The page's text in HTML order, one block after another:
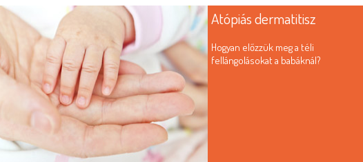
Atópiás dermatitisz
Hogyan előzzük meg a téli
fellángolásokat a babáknál?